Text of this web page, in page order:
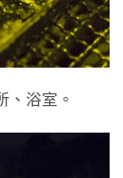
、浴室。